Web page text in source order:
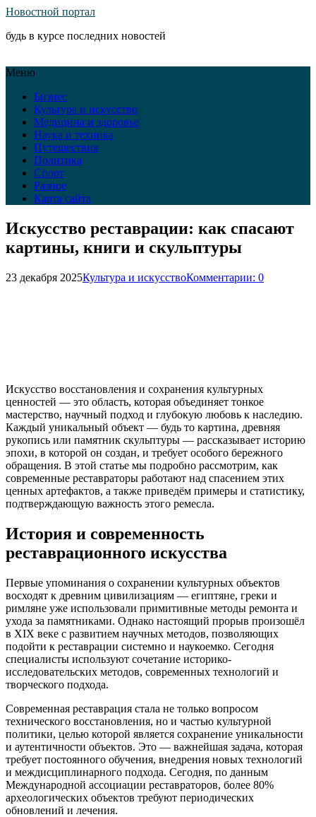
Новостной портал
будь в курсе последних новостей
Меню
Бизнес
Культура и искусство
Медицина и здоровье
Наука и техника
Путешествия
Политика
Спорт
Разное
Карта сайта
Искусство реставрации: как спасают
картины, книги и скульптуры
23 декабря 2025Культура и искусствоКомментарии: 0
Искусство восстановления и сохранения культурных
ценностей — это область, которая объединяет тонкое
мастерство, научный подход и глубокую любовь к наследию.
Каждый уникальный объект — будь то картина, древняя
рукопись или памятник скульптуры — рассказывает историю
эпохи, в которой он создан, и требует особого бережного
обращения. В этой статье мы подробно рассмотрим, как
современные реставраторы работают над спасением этих
ценных артефактов, а также приведём примеры и статистику,
подтверждающую важность этого ремесла.
История и современность
реставрационного искусства
Первые упоминания о сохранении культурных объектов
восходят к древним цивилизациям — египтяне, греки и
римляне уже использовали примитивные методы ремонта и
ухода за памятниками. Однако настоящий прорыв произошёл
в XIX веке с развитием научных методов, позволяющих
подойти к реставрации системно и наукоемко. Сегодня
специалисты используют сочетание историко-
исследовательских методов, современных технологий и
творческого подхода.
Современная реставрация стала не только вопросом
технического восстановления, но и частью культурной
политики, целью которой является сохранение уникальности
и аутентичности объектов. Это — важнейшая задача, которая
требует постоянного обучения, внедрения новых технологий
и междисциплинарного подхода. Сегодня, по данным
Международной ассоциации реставраторов, более 80%
археологических объектов требуют периодических
обновлений и лечения.